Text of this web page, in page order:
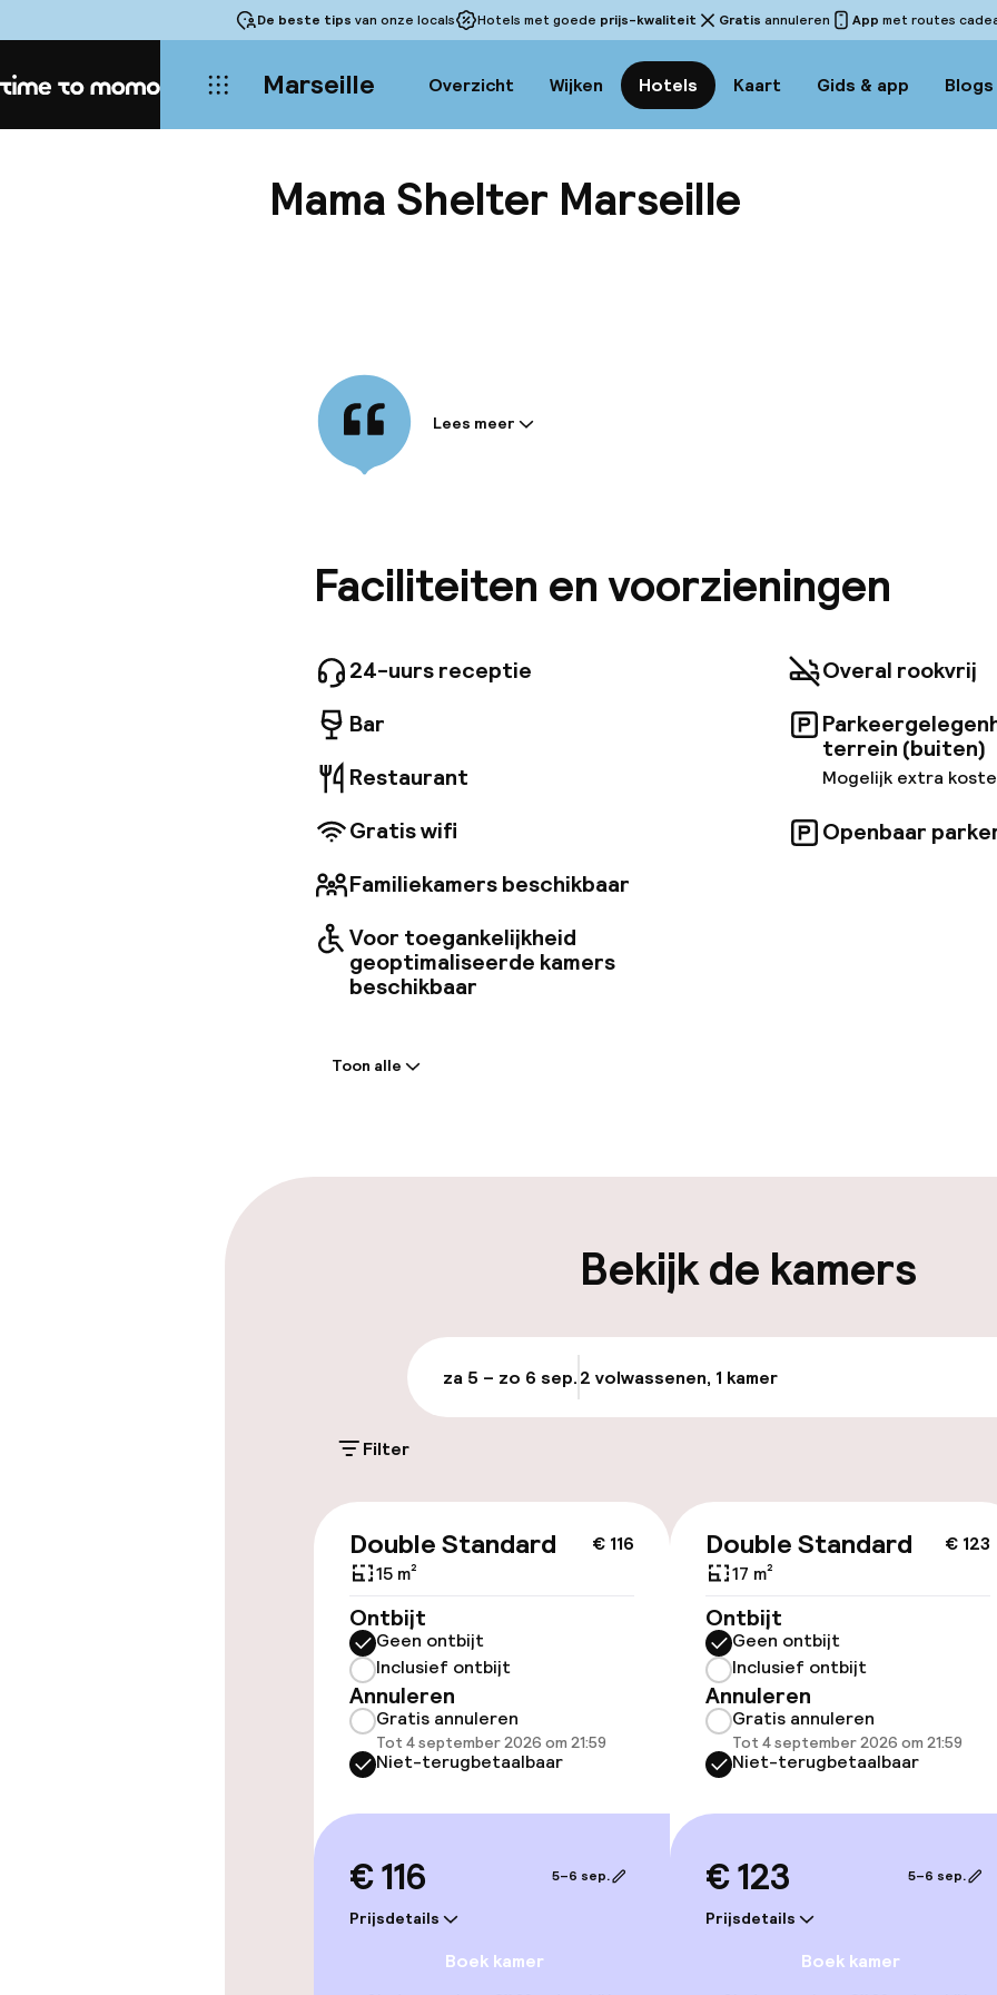
De beste tips van onze locals Hotels met goede prijs-kwaliteit Gratis annuleren App met routes
Home Marseille Overzicht Wijken Hotels Kaart Gids & app Blogs
Mama Shelter Marseille
Informatie gedeeld door de accommodatie:
een roos. Mama zorgt voor alles!
Lees meer
Faciliteiten en voorzieningen
24-uurs receptie
Bar
Restaurant
Gratis wifi
Familiekamers beschikbaar
Voor toegankelijkheid
geoptimaliseerde kamers
beschikbaar
Overal rookvrij
terrein (buiten)
Mogelijk extra
Openbaar
Parkeergelegenheid op eigen
Mogelijk extra kosten
Openbaar parkeren
Toegankelijkheid
Overal rolstoeltoegankelijk
Lift
Voor
Kamers
geoptimaliseerde kamers
Toon alle
Bekijk de kamers
za 5 – zo 6 sep.2 volwassenen, 1 kamer
Filter
€ 116
Double Standard
15 m²
Ontbijt
Geen ontbijt
Inclusief ontbijt
Annuleren
Gratis annuleren
Tot 4 september 2026 om 21:59
Niet-terugbetaalbaar
€ 116
Prijsdetails
5–6 sep.
Boek kamer
€ 123
Double Standard
17 m²
Ontbijt
Geen ontbijt
Inclusief ontbijt
Annuleren
Gratis annuleren
Tot 4 september 2026 om 21:59
Niet-terugbetaalbaar
€ 123
Prijsdetails
5–6 sep.
Boek kamer